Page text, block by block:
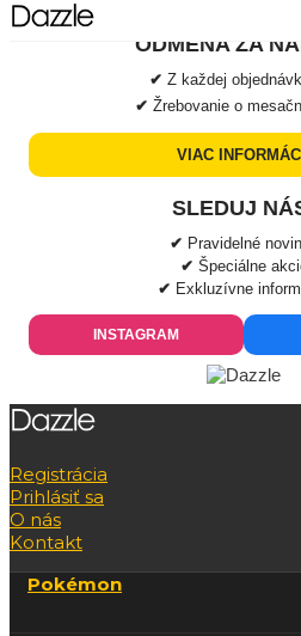
ODMENA ZA
✔ Z každej
✔ Žrebovanie o
VIAC INFORMÁCII
SLEDUJ
✔ Pravidelné
✔ Špeciálne
✔ Exkluzívne
INSTAGRAM
Registrácia
Prihlásiť sa
O nás
Kontakt
Pokémon